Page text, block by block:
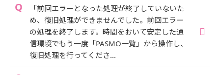
「前回エラーとなった処理が終了していないた
め、復旧処理ができませんでした。前回エラー
の処理を終了します。時間をおいて安定した通
信環境でもう一度「PASMO一覧」から操作し、
復旧処理を行ってくださ...